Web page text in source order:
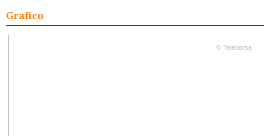
Grafico
© Teleborsa